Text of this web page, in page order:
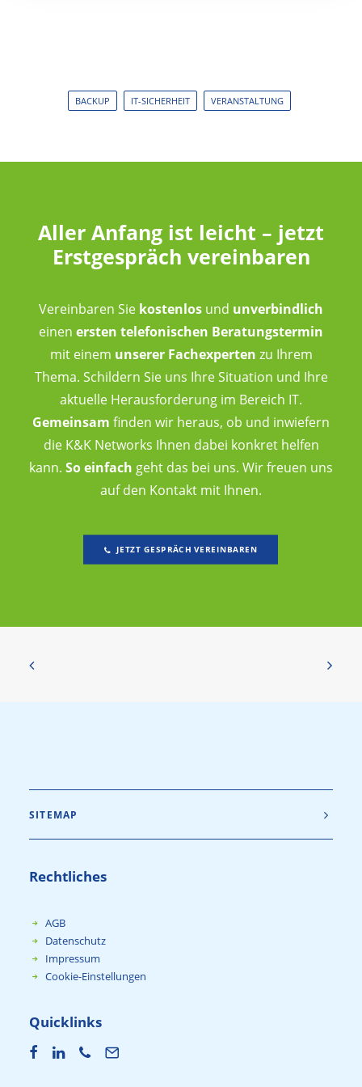
BACKUP IT-SICHERHEIT VERANSTALTUNG
Aller Anfang ist leicht – jetzt
Erstgespräch vereinbaren
Vereinbaren Sie kostenlos und unverbindlich
einen ersten telefonischen Beratungstermin
mit einem unserer Fachexperten zu Ihrem
Thema. Schildern Sie uns Ihre Situation und Ihre
aktuelle Herausforderung im Bereich IT.
Gemeinsam finden wir heraus, ob und inwiefern
die K&K Networks Ihnen dabei konkret helfen
kann. So einfach geht das bei uns. Wir freuen uns
auf den Kontakt mit Ihnen.
JETZT GESPRÄCH VEREINBAREN
SITEMAP
Rechtliches
AGB
Datenschutz
Impressum
Cookie-Einstellungen
Quicklinks